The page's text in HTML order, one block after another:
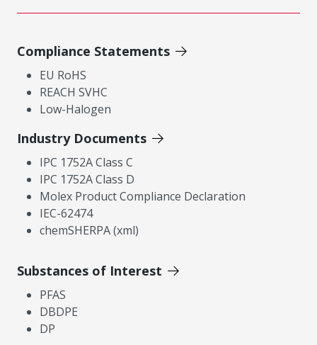
Compliance Statements
EU RoHS
REACH SVHC
Low-Halogen
Industry Documents
IPC 1752A Class C
IPC 1752A Class D
Molex Product Compliance Declaration
IEC-62474
chemSHERPA (xml)
Substances of Interest
PFAS
DBDPE
DP